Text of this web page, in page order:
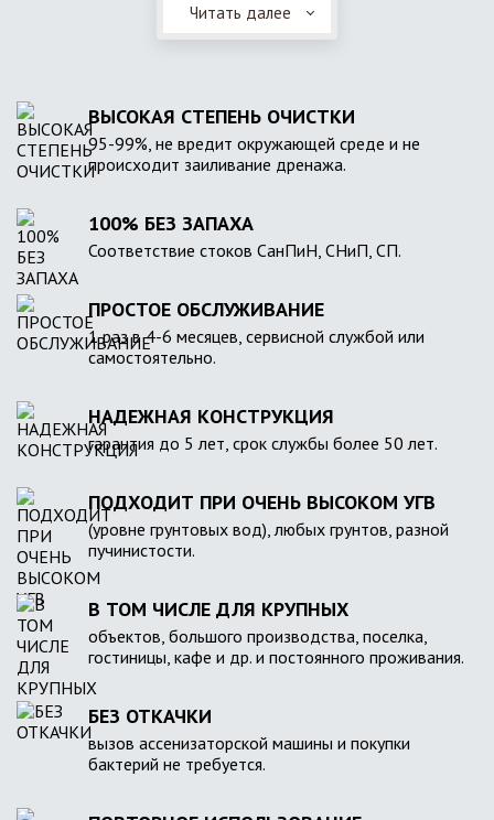
Читать далее
ВЫСОКАЯ СТЕПЕНЬ ОЧИСТКИ
95-99%, не вредит окружающей среде и не
происходит заиливание дренажа.
100% БЕЗ ЗАПАХА
Соответствие стоков СанПиН, СНиП, СП.
ПРОСТОЕ ОБСЛУЖИВАНИЕ
1 раз в 4-6 месяцев, сервисной службой или
самостоятельно.
НАДЕЖНАЯ КОНСТРУКЦИЯ
гарантия до 5 лет, срок службы более 50 лет.
ПОДХОДИТ ПРИ ОЧЕНЬ ВЫСОКОМ УГВ
(уровне грунтовых вод), любых грунтов, разной
пучинистости.
В ТОМ ЧИСЛЕ ДЛЯ КРУПНЫХ
объектов, большого производства, поселка,
гостиницы, кафе и др. и постоянного проживания.
БЕЗ ОТКАЧКИ
вызов ассенизаторской машины и покупки
бактерий не требуется.